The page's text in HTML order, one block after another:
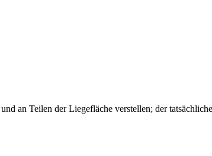
an Teilen der Liegefläche verstellen; der